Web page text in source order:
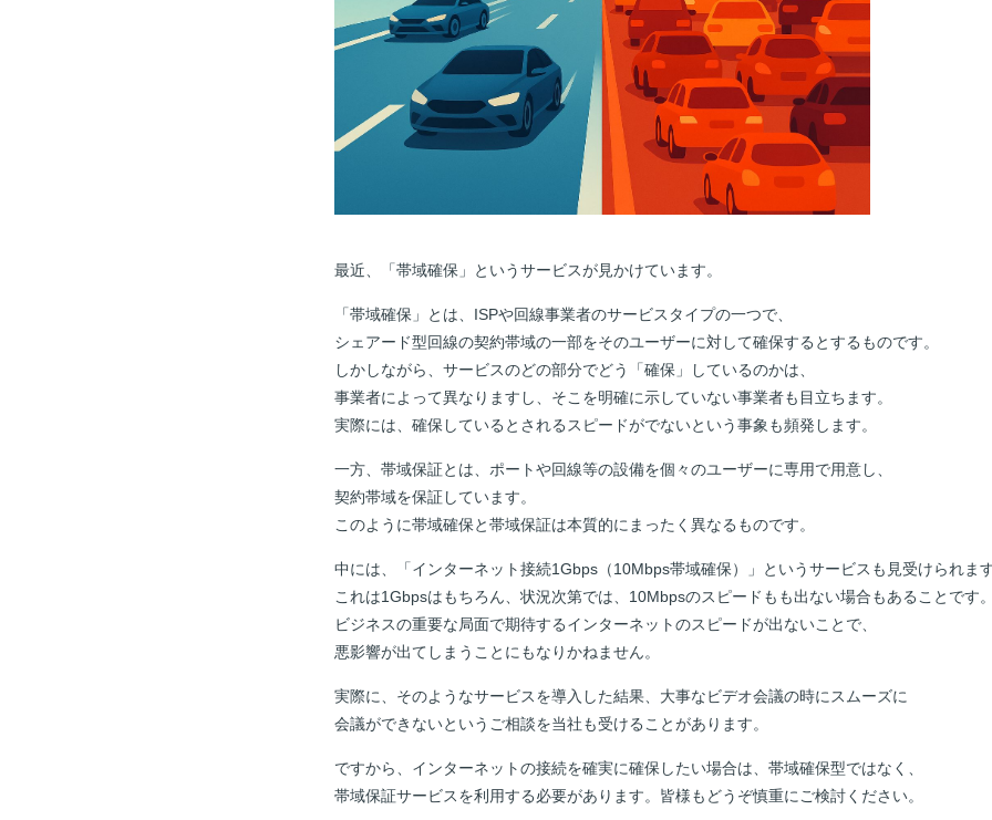
最近、「帯域確保」というサービスが見かけています。
「帯域確保」とは、ISPや回線事業者のサービスタイプの一つで、
シェアード型回線の契約帯域の一部をそのユーザーに対して確保するとするものです。
しかしながら、サービスのどの部分でどう「確保」しているのかは、
事業者によって異なりますし、そこを明確に示していない事業者も目立ちます。
実際には、確保しているとされるスピードがでないという事象も頻発します。
一方、帯域保証とは、ポートや回線等の設備を個々のユーザーに専用で用意し、
契約帯域を保証しています。
このように帯域確保と帯域保証は本質的にまったく異なるものです。
中には、「インターネット接続1Gbps（10Mbps帯域確保）」というサービスも見受けられま
これは1Gbpsはもちろん、状況次第では、10Mbpsのスピードもも出ない場合もあることです
ビジネスの重要な局面で期待するインターネットのスピードが出ないことで、
悪影響が出てしまうことにもなりかねません。
実際に、そのようなサービスを導入した結果、大事なビデオ会議の時にスムーズに
会議ができないというご相談を当社も受けることがあります。
ですから、インターネットの接続を確実に確保したい場合は、帯域確保型ではなく、
帯域保証サービスを利用する必要があります。皆様もどうぞ慎重にご検討ください。